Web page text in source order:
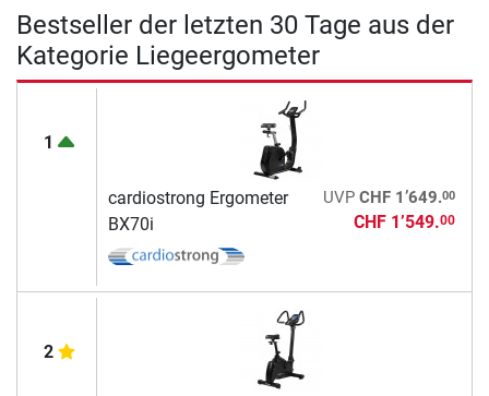
Bestseller der letzten 30 Tage aus der
Kategorie Liegeergometer
1
cardiostrong Ergometer
BX70i
UVP CHF 1’649.00
CHF 1’549.00
2